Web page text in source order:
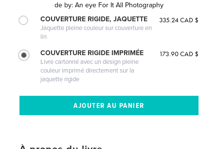
de by: An eye For It All Photography
COUVERTURE RIGIDE, JAQUETTE
Jaquette pleine couleur sur couverture en
lin
335.24 CAD $
COUVERTURE RIGIDE IMPRIMÉE
Livre cartonné avec un design pleine
couleur imprimé directement sur la
jaquette rigide
173.90 CAD $